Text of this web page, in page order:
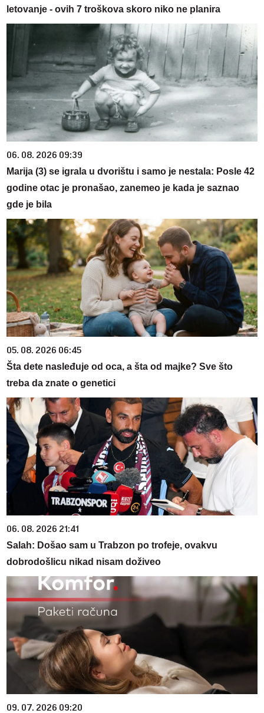
letovanje - ovih 7 troškova skoro niko ne planira
06. 08. 2026 09:39
Marija (3) se igrala u dvorištu i samo je nestala: Posle 42
godine otac je pronašao, zanemeo je kada je saznao
gde je bila
05. 08. 2026 06:45
Šta dete nasleđuje od oca, a šta od majke? Sve što
treba da znate o genetici
06. 08. 2026 21:41
Salah: Došao sam u Trabzon po trofeje, ovakvu
dobrodošlicu nikad nisam doživeo
09. 07. 2026 09:20